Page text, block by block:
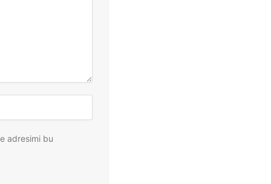
adresimi bu